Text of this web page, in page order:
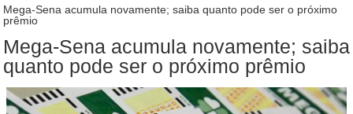
Mega-Sena acumula novamente; saiba quanto pode ser o próximo
prêmio
Mega-Sena acumula novamente; saiba
quanto pode ser o próximo prêmio